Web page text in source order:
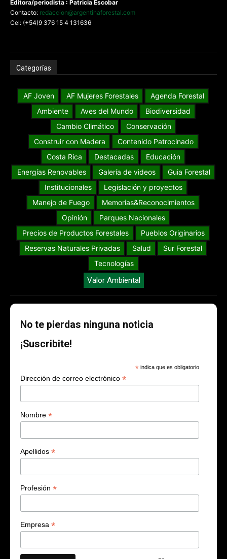
Editora/periodista : Patricia Escobar
Contacto: redaccion@argentinaforestal.com
Cel: (+54)9 376 15 4 131636
Categorías
AF Joven AF Mujeres Forestales
Agenda Forestal
Ambiente
Aves del Mundo
Biodiversidad
Cambio Climático
Conservación
Construir con Madera
Contenido Patrocinado
Costa Rica
Destacadas
Educación
Energías Renovables
Galería de videos
Guia Forestal
Institucionales
Legislación y proyectos
Manejo de Fuego
Memorias&Reconocimientos
Opinión
Parques Nacionales
Precios de Productos Forestales
Pueblos Originarios
Reservas Naturales Privadas
Salud
Sur Forestal
Tecnologías
Valor Ambiental
No te pierdas ninguna noticia
¡Suscribite!
* indica que es obligatorio
Dirección de correo electrónico *
Nombre *
Apellidos *
Profesión *
Empresa *